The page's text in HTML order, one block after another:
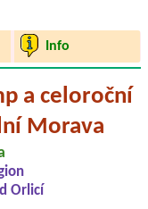
Info
a celoroční
Morava
Orlicí